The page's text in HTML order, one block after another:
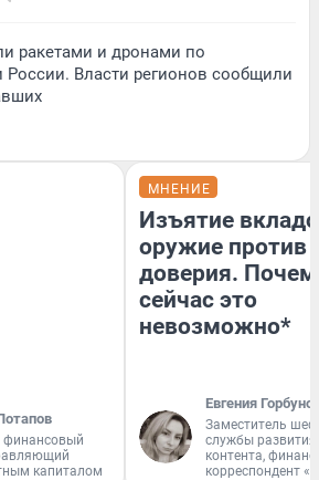
ракетами и дронами по
России. Власти регионов сообщили
финансовый
капиталом
МНЕНИЕ
Изъятие
оружие против
доверия.
сейчас это
невозможно*
Евгения
Заместитель
службы
контента,
корреспондент